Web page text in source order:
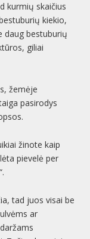
kurmių skaičius
kiekio,
daug bestuburių
giliai
žemėje
pasirodys
žinote kaip
pievelė per
tad juos visai be
ar